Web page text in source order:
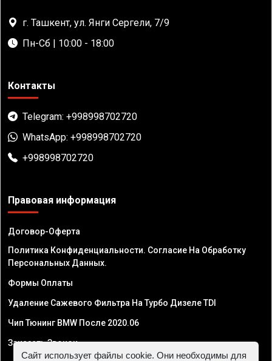
г. Ташкент, ул. Янги Сергели, 7/9
Пн-Сб | 10:00 - 18:00
Контакты
Telegram: +998998702720
WhatsApp: +998998702720
+998998702720
Правовая информация
Договор-Оферта
Политика Конфиденциальности. Согласие На Обработку
Персональных Данных.
Формы Оплаты
Удаление Сажевого Фильтра На Турбо Дизеле TDI
Чип Тюнинг BMW После 2020.06
Заказать Звонок
Сайт использует файлы cookie. Они необходимы для